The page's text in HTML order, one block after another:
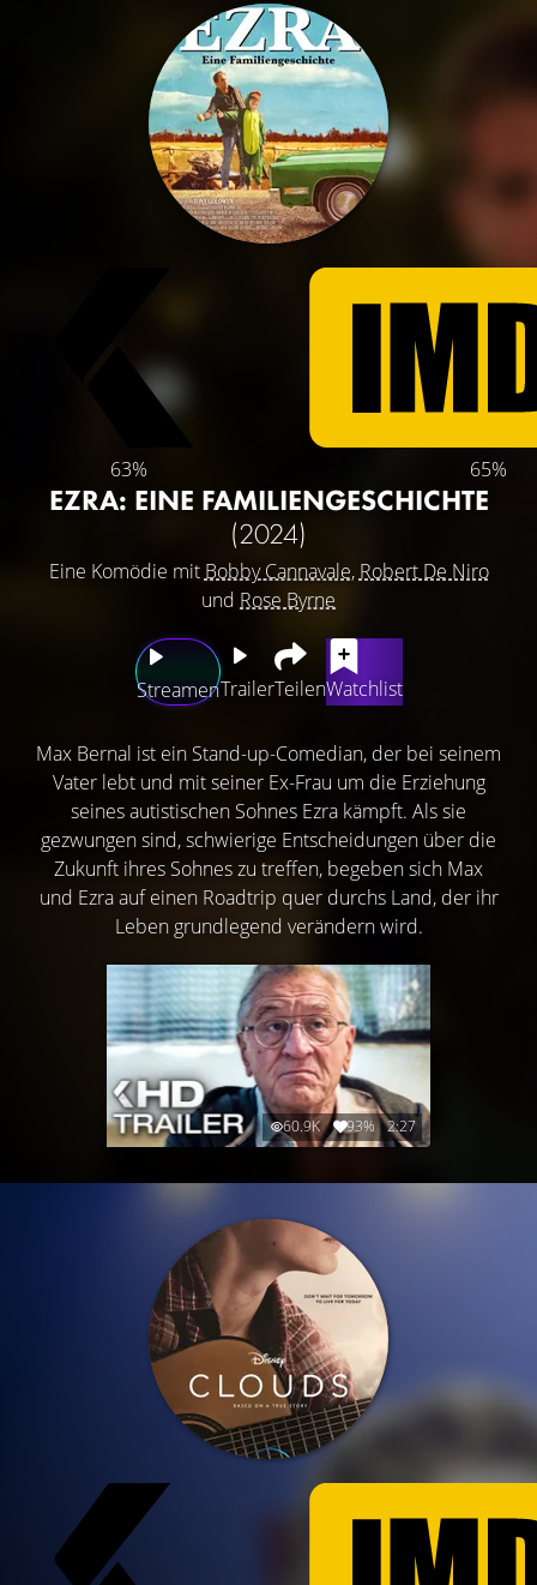
63% 65%
EZRA: EINE FAMILIENGESCHICHTE
(2024)
Eine Komödie mit Bobby Cannavale, Robert De Niro
und Rose Byrne
StreamenTrailerTeilenWatchlist
Max Bernal ist ein Stand-up-Comedian, der bei seinem
Vater lebt und mit seiner Ex-Frau um die Erziehung
seines autistischen Sohnes Ezra kämpft. Als sie
gezwungen sind, schwierige Entscheidungen über die
Zukunft ihres Sohnes zu treffen, begeben sich Max
und Ezra auf einen Roadtrip quer durchs Land, der ihr
Leben grundlegend verändern wird.
60.9K 93% 2:27